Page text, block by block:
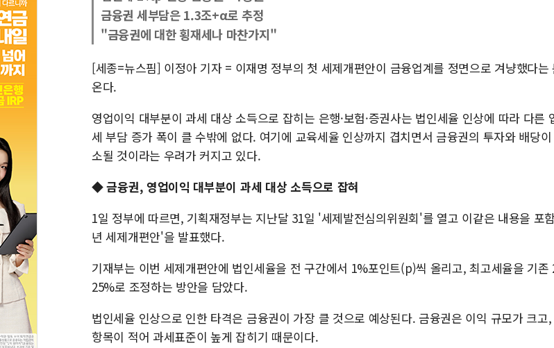
금융권 세부담은 1.3조+α로 추정
"금융권에 대한 횡재세나 마찬가지"
[세종=뉴스핌] 이정아 기자 = 이재명 정부의 첫 세제개편안이 금융업계를 정면으로 겨냥했다는
온다.
영업이익 대부분이 과세 대상 소득으로 잡히는 은행·보험·증권사는 법인세율 인상에 따라 다른
세 부담 증가 폭이 클 수밖에 없다. 여기에 교육세율 인상까지 겹치면서 금융권의 투자와 배당
소될 것이라는 우려가 커지고 있다.
◆ 금융권, 영업이익 대부분이 과세 대상 소득으로 잡혀
1일 정부에 따르면, 기획재정부는 지난달 31일 '세제발전심의위원회'를 열고 이같은 내용을 포
년 세제개편안'을 발표했다.
기재부는 이번 세제개편안에 법인세율을 전 구간에서 1%포인트(p)씩 올리고, 최고세율을 기존
25%로 조정하는 방안을 담았다.
법인세율 인상으로 인한 타격은 금융권이 가장 클 것으로 예상된다. 금융권은 이익 규모가 크고
항목이 적어 과세표준이 높게 잡히기 때문이다.